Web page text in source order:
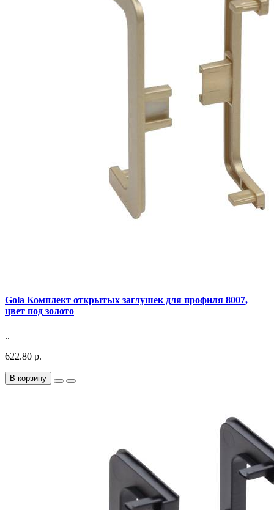
Gola Комплект открытых заглушек для профиля 8007,
цвет под золото
..
622.80 р.
В корзину